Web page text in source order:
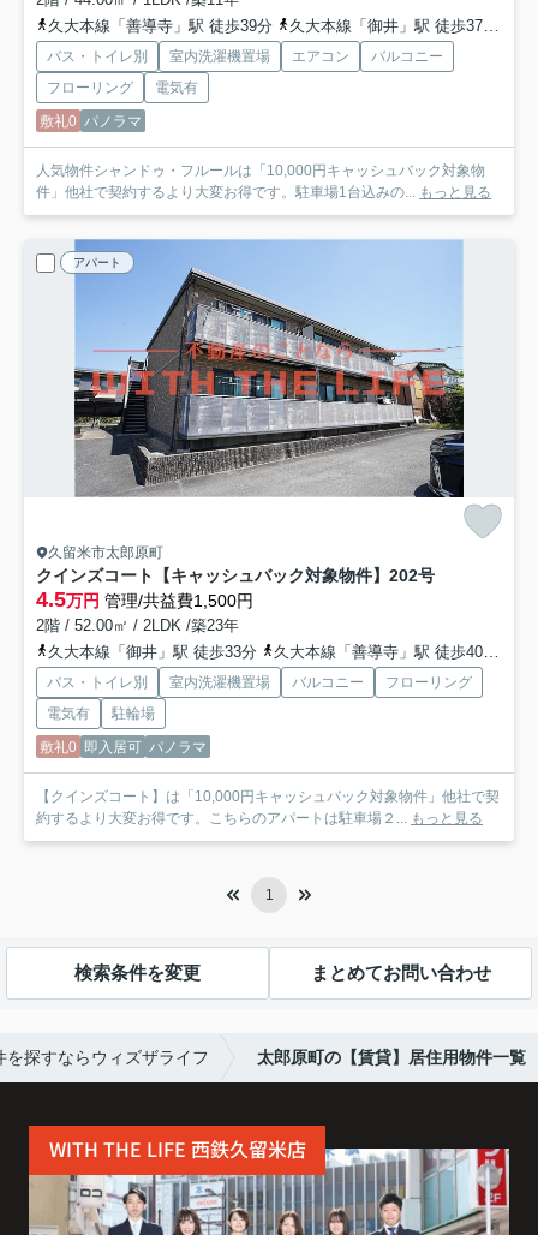
久大本線「善導寺」駅 徒歩39分
久大本線「御井」駅 徒歩37分
バス・トイレ別 室内洗濯機置場 エアコン
バルコニー
フローリング
電気有
敷礼0 パノラマ
人気物件シャンドゥ・フルールは「10,000円キャッシュバック対象物
件」他社で契約するより大変お得です。駐車場1台込みの... もっと見る
アパート
久留米市太郎原町
クインズコート【キャッシュバック対象物件】 202号
4.5万円 管理/共益費1,500円
2階 / 52.00㎡ / 2LDK /築23年
久大本線「御井」駅 徒歩33分
久大本線「善導寺」駅 徒歩40分
バス・トイレ別 室内洗濯機置場 バルコニー
フローリング
電気有
駐輪場
敷礼0 即入居可 パノラマ
【クインズコート】は「10,000円キャッシュバック対象物件」他社で契
約するより大変お得です。こちらのアパートは駐車場２... もっと見る
1
検索条件を変更 まとめてお問い合わせ
探すならウィズザライフ 太郎原町の【賃貸】居住用物件一覧
WITH THE LIFE 西鉄久留米店